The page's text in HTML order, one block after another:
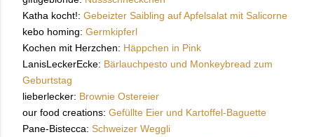
Katha kocht!: Gebeizter Saibling auf Apfelsalat mit Salicorne
kebo homing: Germkipferl
Kochen mit Herzchen: Häppchen in Pink
LanisLeckerEcke: Bärlauchpesto und Monkeybread zum
Geburtstag
lieberlecker: Brownie Ostereier
our food creations: Gefüllte Eier und Kartoffel-Baguette
Pane-Bistecca: Schweizer Weggli